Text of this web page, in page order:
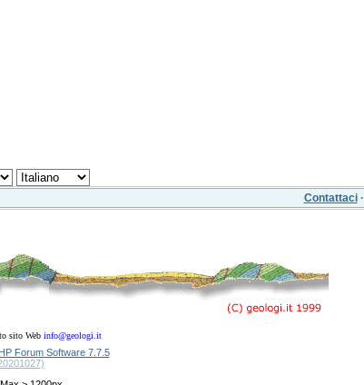
Contattaci·
sito Web info@geologi.it
Forum Software 7.7.5